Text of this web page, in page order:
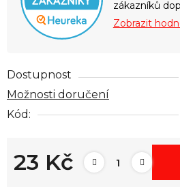
zákazníků
Zobrazit
Dostupnost
Možnosti doručení
Kód:
23 Kč